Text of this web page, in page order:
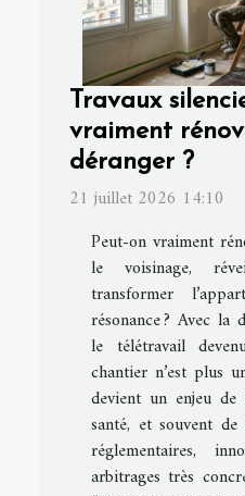
Travaux
vraiment
déranger ?
21 juillet 2026 14:10
Peut-on vraiment
le voisinage,
transformer
résonance ? Avec la
le télétravail
chantier n’est plus
devient un enjeu
santé, et souvent
réglementaires,
arbitrages très